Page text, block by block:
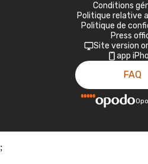
Conditions
Politique relative
Politique de
Press
Site version
app
FAQ
;